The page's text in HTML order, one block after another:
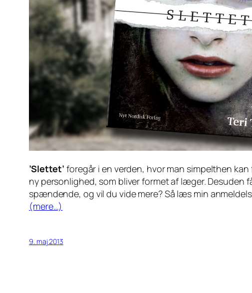
’Slettet’ foregår i en verden, hvor man simpelthen
ny personlighed, som bliver formet af læger. Desuden
spændende, og vil du vide mere? Så læs min
(mere…)
9. maj 2013